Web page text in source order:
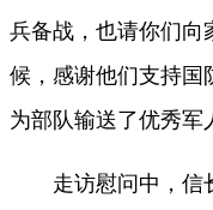
兵备战，也请你们向
候，感谢他们支持国
为部队输送了优秀军
走访慰问中，信长